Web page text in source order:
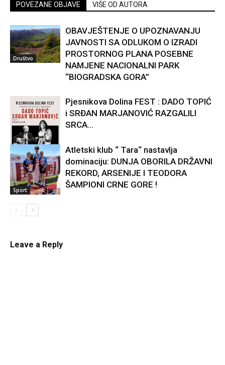
POVEZANE OBJAVE VIŠE OD AUTORA
Društvo
OBAVJEŠTENJE O UPOZNAVANJU
JAVNOSTI SA ODLUKOM O IZRADI
PROSTORNOG PLANA POSEBNE
NAMJENE NACIONALNI PARK
“BIOGRADSKA GORA”
Kultura
Pjesnikova Dolina FEST : DADO TOPIĆ
i SRĐAN MARJANOVIĆ RAZGALILI
SRCA...
Sport
Atletski klub “ Tara“ nastavlja
dominaciju: DUNJA OBORILA DRŽAVNI
REKORD, ARSENIJE I TEODORA
ŠAMPIONI CRNE GORE !
Leave a Reply